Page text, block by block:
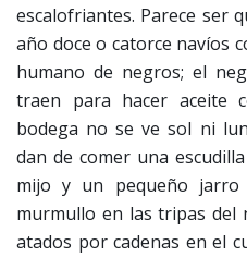
escalofriantes. Parece ser
año doce o catorce navíos
humano de negros; el
traen para hacer aceite
bodega no se ve sol ni
dan de comer una
mijo y un pequeño
murmullo en las tripas del
atados por cadenas en el